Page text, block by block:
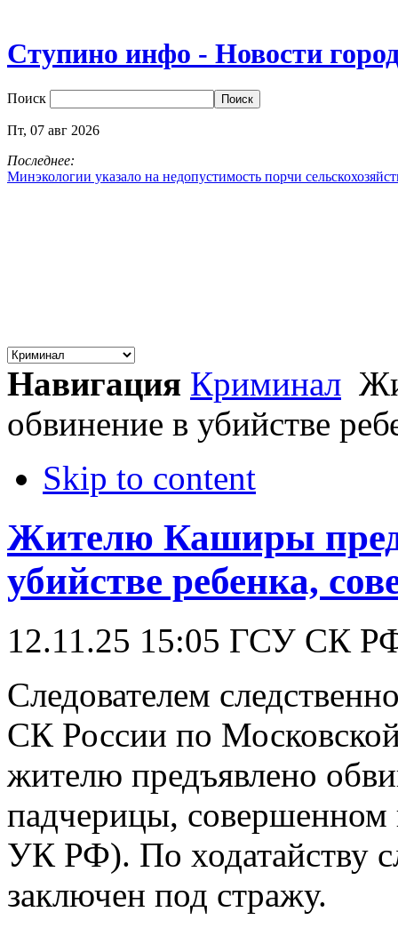
Ступино инфо - Новости
Поиск
Пт, 07 авг 2026
Последнее:
Минэкологии указало на недопустимость порчи
Навигация Криминал
обвинение в убийстве
Skip to content
Жителю Каширы
убийстве ребенка,
12.11.25 15:05 ГСУ СК
Следователем
СК России по
жителю предъявлено
падчерицы, совершенном
УК РФ). По ходатайству
заключен под стражу.